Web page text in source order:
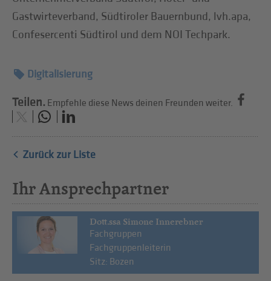
Gastwirteverband, Südtiroler Bauernbund, lvh.apa,
Confesercenti Südtirol und dem NOI Techpark.
Digitalisierung
Teilen. Empfehle diese News deinen Freunden weiter.
Zurück zur Liste
Ihr Ansprechpartner
Dott.ssa Simone Innerebner
Fachgruppen
Fachgruppenleiterin
Sitz: Bozen